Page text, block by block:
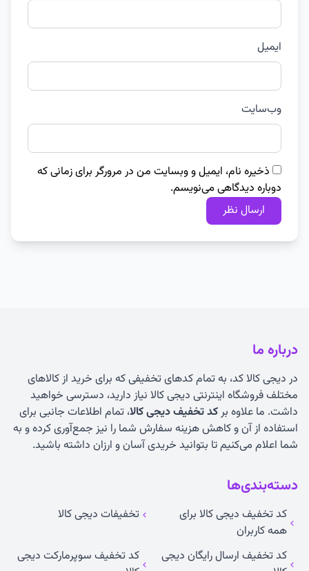
ایمیل
وب‌سایت
ذخیره نام، ایمیل و وبسایت من در مرورگر برای زمانی که
دوباره دیدگاهی می‌نویسم.
درباره ما
در دیجی کالا کد، به تمام کدهای تخفیفی که برای خرید از کالاهای
مختلف فروشگاه اینترنتی دیجی کالا نیاز دارید، دسترسی خواهید
داشت. ما علاوه برکد تخفیف دیجی کالا، تمام اطلاعات جانبی برای
استفاده از آن و کاهش هزینه سفارش شما را نیز جمع‌آوری کرده و به
شما اعلام می‌کنیم تا بتوانید خریدی آسان و ارزان داشته باشید.
دسته‌بندی‌ها
کد تخفیف دیجی کالا برای
همه کاربران
تخفیفات دیجی کالا
کد تخفیف ارسال رایگان دیجی
کد تخفیف سوپرمارکت دیجی